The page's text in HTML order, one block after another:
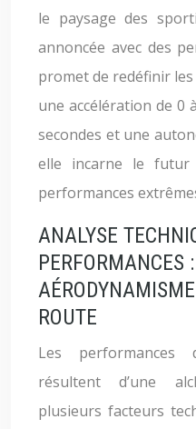
le paysage des
annoncée avec des
promet de redéfinir
une accélération de 0
secondes et une
elle incarne le
performances
ANALYSE
PERFORMANCES
ROUTE
Les performances
résultent d’une
plusieurs facteurs